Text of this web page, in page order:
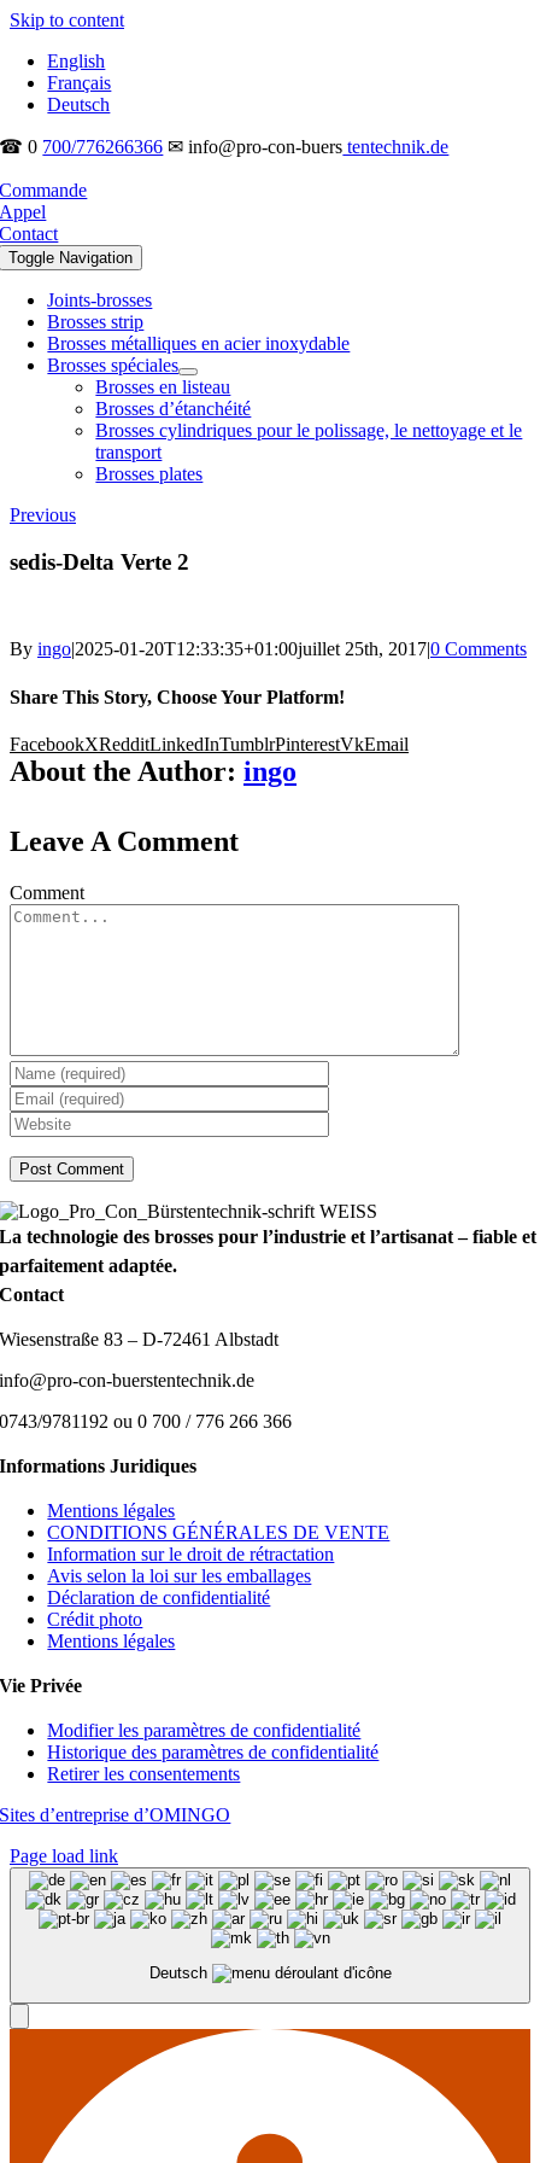
Skip to content
English
Français
Deutsch
☎ 0 700/776266366 ✉ info@pro-con-buers tentechnik.de
Commande
Appel
Contact
Toggle Navigation
Joints-brosses
Brosses strip
Brosses métalliques en acier inoxydable
Brosses spéciales
Brosses en listeau
Brosses d’étanchéité
Brosses cylindriques pour le polissage, le nettoyage et le
transport
Brosses plates
Previous
sedis-Delta Verte 2
By ingo|2025-01-20T12:33:35+01:00juillet 25th, 2017|0 Comments
Share This Story, Choose Your Platform!
FacebookXRedditLinkedInTumblrPinterestVkEmail
About the Author: ingo
Leave A Comment
Comment
La technologie des brosses pour l’industrie et l’artisanat – fiable et
parfaitement adaptée.
Contact
Wiesenstraße 83 – D-72461 Albstadt
info@pro-con-buerstentechnik.de
0743/9781192 ou 0 700 / 776 266 366
Informations Juridiques
Mentions légales
CONDITIONS GÉNÉRALES DE VENTE
Information sur le droit de rétractation
Avis selon la loi sur les emballages
Déclaration de confidentialité
Crédit photo
Mentions légales
Vie Privée
Modifier les paramètres de confidentialité
Historique des paramètres de confidentialité
Retirer les consentements
Sites d’entreprise d’OMINGO
Page load link
Deutsch